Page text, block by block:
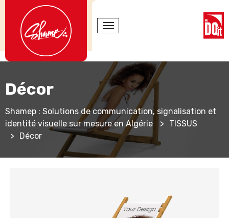
Décor
Shamep : Solutions de communication, signalisation et
identité visuelle sur mesure en Algérie
>
TISSUS
>
Décor